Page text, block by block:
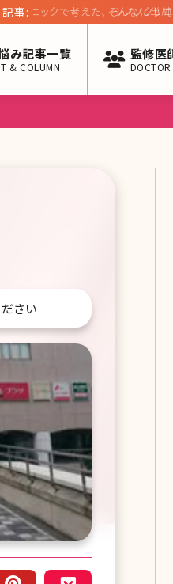
事:
シノワクリニック 則本翔医
み記事一覧
& COLUMN
監修医
DOCTOR
さい